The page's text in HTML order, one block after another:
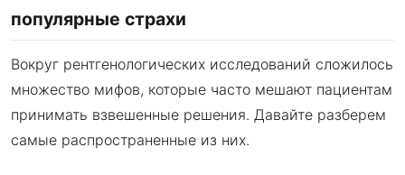
популярные страхи
Вокруг рентгенологических исследований сложилось
множество мифов, которые часто мешают пациентам
принимать взвешенные решения. Давайте разберем
самые распространенные из них.